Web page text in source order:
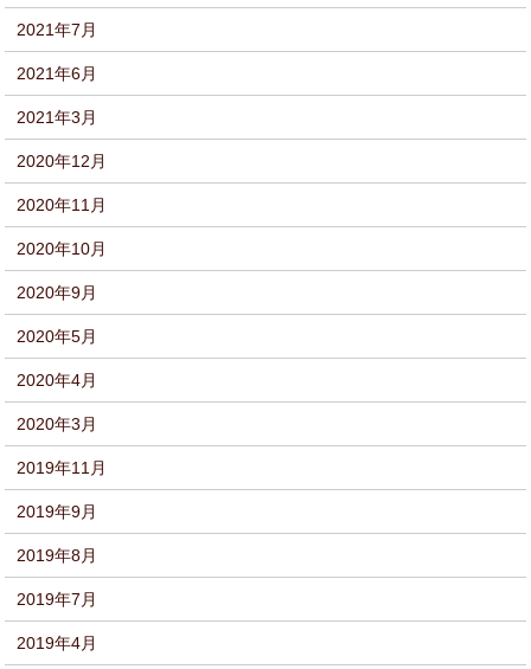
2021年7月
2021年6月
2021年3月
2020年12月
2020年11月
2020年10月
2020年9月
2020年5月
2020年4月
2020年3月
2019年11月
2019年9月
2019年8月
2019年7月
2019年4月